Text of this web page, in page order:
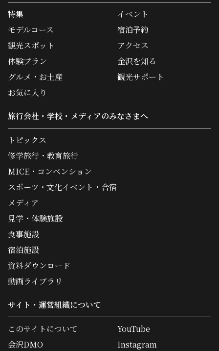
特集
モデルコース
観光スポット
体験プラン
グルメ・お土産
イベント
宿泊予約
アクセス
金沢を知る
観光サポート
お気に入り
旅行会社・学校・メディアのみなさまへ
トピックス
修学旅行・教育旅行
MICE・コンベンション
スポーツ・文化イベント・合宿
メディア
見学・体験施設
食事施設
宿泊施設
資料ダウンロード
動画ライブラリ
サイト・運営組織について
このサイトについて
金沢DMO
YouTube
Instagram